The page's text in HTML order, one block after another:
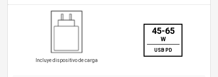
Incluye dispositivo de carga
45-65
W
USB PD